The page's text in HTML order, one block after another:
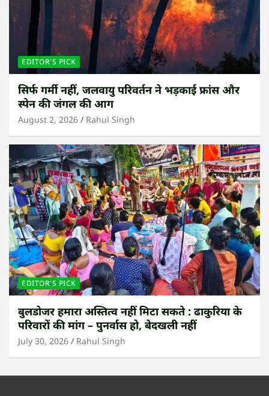
EDITOR'S PICK
सिर्फ गर्मी नहीं, जलवायु परिवर्तन ने भड़काई फ्रांस और
स्पेन की जंगल की आग
August 2, 2026 Rahul Singh
EDITOR'S PICK
बुलडोजर हमारा अस्तित्व नहीं मिटा सकते : ढाकुरिया के
परिवारों की मांग – पुनर्वास हो, बेदखली नहीं
July 30, 2026 Rahul Singh